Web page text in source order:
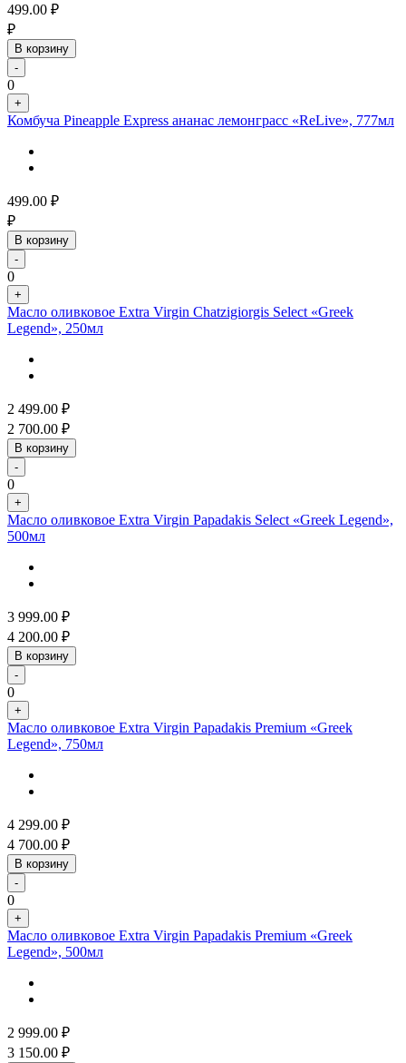
499.00 ₽
₽
В корзину
-
0
+
Комбуча Pineapple Express ананас лемонграсс «ReLive», 777мл
499.00 ₽
₽
В корзину
-
0
+
Масло оливковое Extra Virgin Chatzigiorgis Select «Greek
Legend», 250мл
2 499.00 ₽
2 700.00 ₽
В корзину
-
0
+
Масло оливковое Extra Virgin Papadakis Select «Greek Legend»,
500мл
3 999.00 ₽
4 200.00 ₽
В корзину
-
0
+
Масло оливковое Extra Virgin Papadakis Premium «Greek
Legend», 750мл
4 299.00 ₽
4 700.00 ₽
В корзину
-
0
+
Масло оливковое Extra Virgin Papadakis Premium «Greek
Legend», 500мл
2 999.00 ₽
3 150.00 ₽